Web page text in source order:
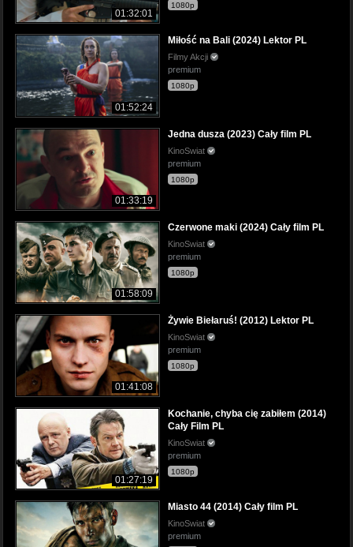
01:32:01
1080p
01:52:24
Miłość na Bali (2024) Lektor PL
Filmy Akcji
premium
1080p
01:33:19
Jedna dusza (2023) Cały film PL
KinoSwiat
premium
1080p
01:58:09
Czerwone maki (2024) Cały film PL
KinoSwiat
premium
1080p
01:41:08
Żywie Biełaruś! (2012) Lektor PL
KinoSwiat
premium
1080p
01:27:19
Kochanie, chyba cię zabiłem (2014)
Cały Film PL
KinoSwiat
premium
1080p
Miasto 44 (2014) Cały film PL
KinoSwiat
premium